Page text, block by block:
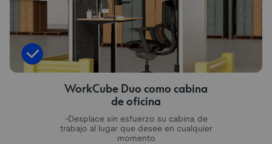
WorkCube Duo como cabina
de oficina
-Desplace sin esfuerzo su cabina de
trabajo al lugar que desee en cualquier
momento